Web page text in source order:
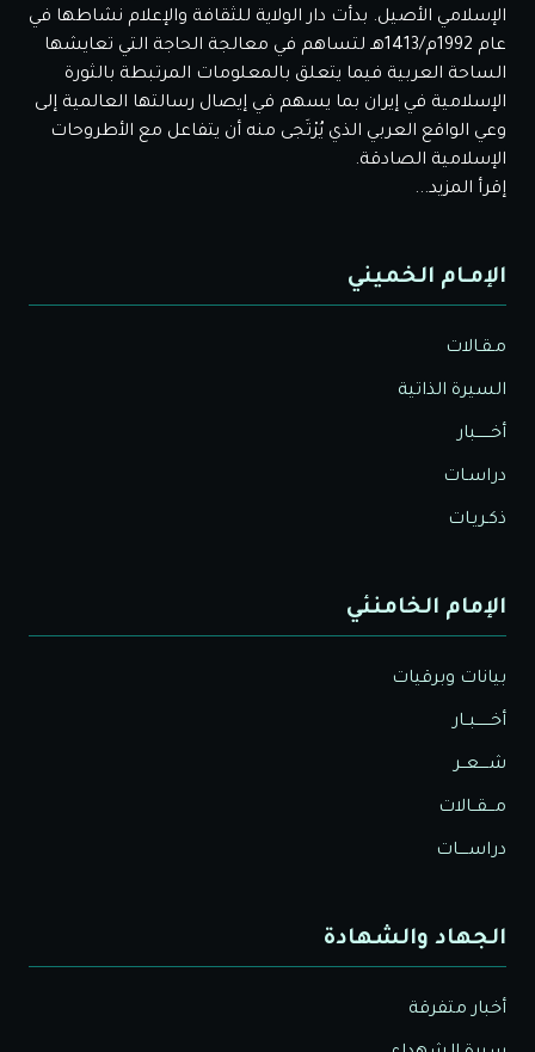
الإسلامي الأصيل. بدأت دار الولاية للثقافة والإعلام نشاطها في
عام 1992م/1413هـ لتساهم في معالجة الحاجة التي تعايشها
الساحة العربية فيما يتعلق بالمعلومات المرتبطة بالثورة
الإسلامية في إيران بما يسهم في إيصال رسالتها العالمية إلى
وعي الواقع العربي الذي يُرْتَجى منه أن يتفاعل مع الأطروحات
الإسلامية الصادقة.
إقرأ المزيد...
الإمـام الخميني
مـقـالات
السيرة الذاتية
أخــــــبار
دراسـات
ذكـريـات
الإمام الخامنئي
بيانات وبرقيات
أخــــــبــار
شــــعــر
مـــقــالات
دراســــات
الجهاد والشهادة
أخبار متفرقة